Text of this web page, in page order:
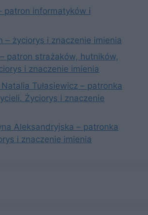
patron informatyków i
– życiorys i znaczenie imienia
patron strażaków, hutników,
i znaczenie imienia
Natalia Tułasiewicz – patronka
Życiorys i znaczenie
Aleksandryjska – patronka
i znaczenie imienia